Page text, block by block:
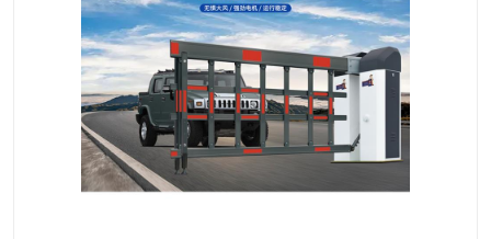
小门系列 伸缩门